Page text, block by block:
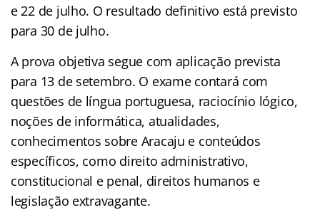
e 22 de julho. O resultado definitivo está previsto
para 30 de julho.
A prova objetiva segue com aplicação prevista
para 13 de setembro. O exame contará com
questões de língua portuguesa, raciocínio lógico,
noções de informática, atualidades,
conhecimentos sobre Aracaju e conteúdos
específicos, como direito administrativo,
constitucional e penal, direitos humanos e
legislação extravagante.